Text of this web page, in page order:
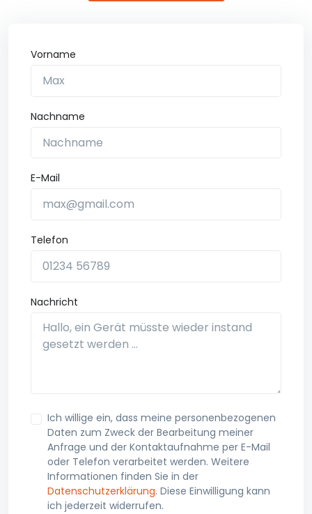
Vorname
Nachname
E-Mail
Telefon
Nachricht
Ich willige ein, dass meine personenbezogenen
Daten zum Zweck der Bearbeitung meiner
Anfrage und der Kontaktaufnahme per E-Mail
oder Telefon verarbeitet werden. Weitere
Informationen finden Sie in der
Datenschutzerklärung. Diese Einwilligung kann
ich jederzeit widerrufen.